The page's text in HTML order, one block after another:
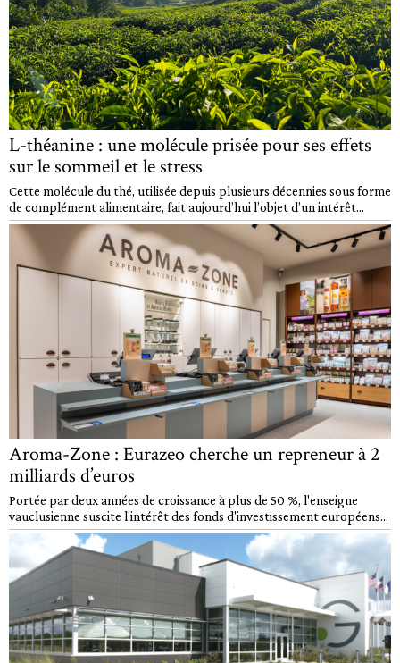
L-théanine : une molécule prisée pour ses effets
sur le sommeil et le stress
Cette molécule du thé, utilisée depuis plusieurs décennies sous forme
de complément alimentaire, fait aujourd’hui l’objet d’un intérêt...
Aroma-Zone : Eurazeo cherche un repreneur à 2
milliards d’euros
Portée par deux années de croissance à plus de 50 %, l'enseigne
vauclusienne suscite l'intérêt des fonds d'investissement européens...